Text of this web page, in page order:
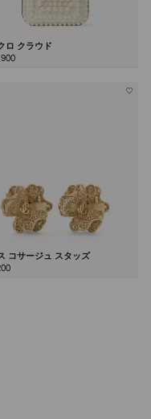
ロ クラウド
コサージュ スタッズ